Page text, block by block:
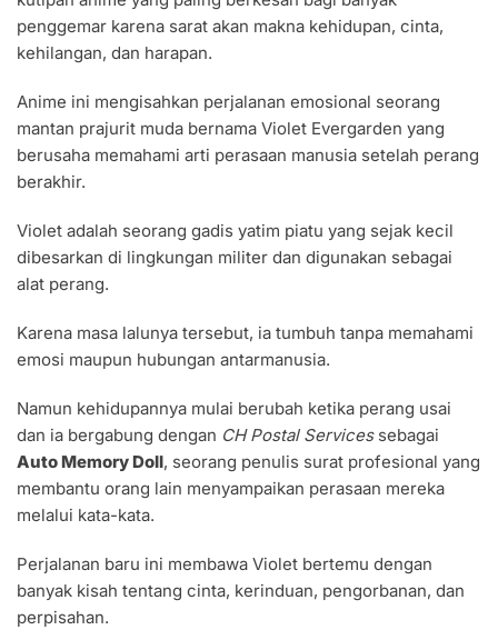
EVERGARDEN
BERBAGAI
penggemar karena sarat akan makna kehidupan, cinta,
kehilangan, dan harapan.
Anime ini mengisahkan perjalanan emosional seorang
mantan prajurit muda bernama Violet Evergarden yang
berusaha memahami arti perasaan manusia setelah perang
berakhir.
Violet adalah seorang gadis yatim piatu yang sejak kecil
dibesarkan di lingkungan militer dan digunakan sebagai
alat perang.
Karena masa lalunya tersebut, ia tumbuh tanpa memahami
emosi maupun hubungan antarmanusia.
Namun kehidupannya mulai berubah ketika perang usai
dan ia bergabung dengan CH Postal Servicessebagai
Auto Memory Doll, seorang penulis surat profesional yang
membantu orang lain menyampaikan perasaan mereka
melalui kata-kata.
Perjalanan baru ini membawa Violet bertemu dengan
banyak kisah tentang cinta, kerinduan, pengorbanan, dan
perpisahan.